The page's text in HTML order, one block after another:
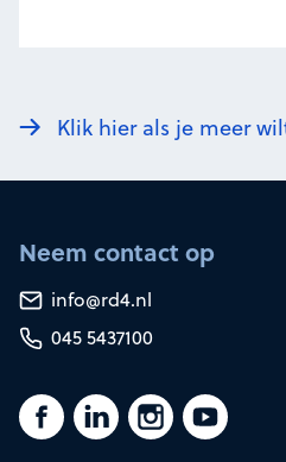
Klik hier als je meer
Neem contact op
info@rd4.nl
045 5437100